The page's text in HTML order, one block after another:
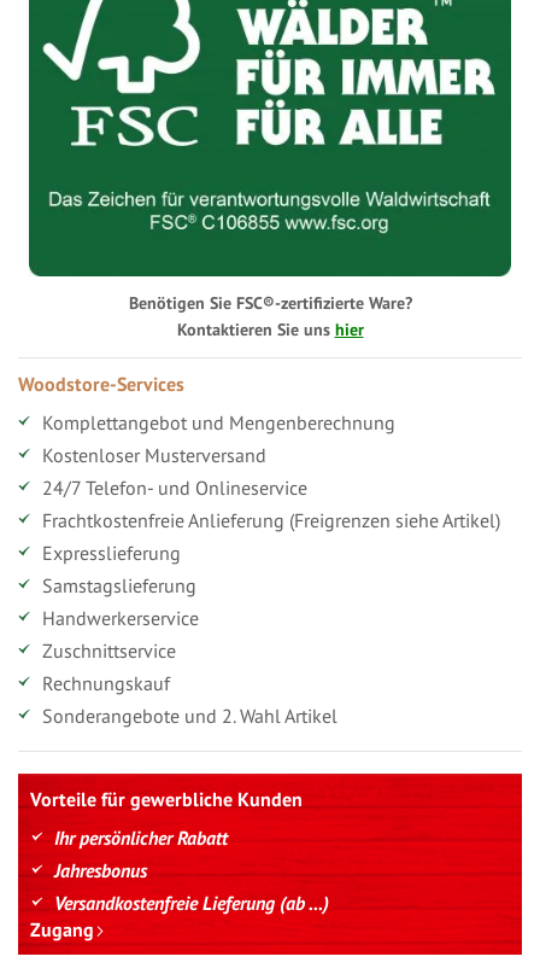
Benötigen Sie FSC®-zertifizierte Ware?
Kontaktieren Sie uns hier
Woodstore-Services
Komplettangebot und Mengenberechnung
Kostenloser Musterversand
24/7 Telefon- und Onlineservice
Frachtkostenfreie Anlieferung (Freigrenzen siehe Artikel)
Expresslieferung
Samstagslieferung
Handwerkerservice
Zuschnittservice
Rechnungskauf
Sonderangebote und 2. Wahl Artikel
Vorteile für gewerbliche Kunden
Ihr persönlicher Rabatt
Jahresbonus
Versandkostenfreie Lieferung (ab ...)
Zugang